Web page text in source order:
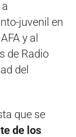
juvenil en
y al
de Radio
del
que se
de los